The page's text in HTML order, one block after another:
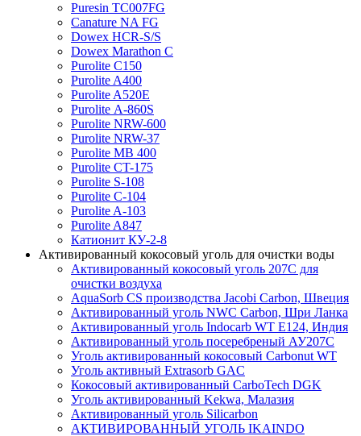
Puresin TC007FG
Canature NA FG
Dowex HCR-S/S
Dowex Marathon C
Purolite C150
Purolite A400
Purolite A520E
Purolite А-860S
Purolite NRW-600
Purolite NRW-37
Purolite MB 400
Purolite CT-175
Purolite S-108
Purolite C-104
Purolite A-103
Purolite A847
Катионит КУ-2-8
Активированный кокосовый уголь для очистки воды
Активированный кокосовый уголь 207C для
очистки воздуха
AquaSorb CS производства Jacobi Carbon, Швеция
Активированный уголь NWC Carbon, Шри Ланка
Активированный уголь Indocarb WT E124, Индия
Активированный уголь посеребреный АУ207С
Уголь активированный кокосовый Carbonut WT
Уголь активный Extrasorb GAС
Кокосовый активированный CarboTech DGK
Уголь активированный Kekwa, Малазия
Активированный уголь Silicarbon
АКТИВИРОВАННЫЙ УГОЛЬ IKAINDO